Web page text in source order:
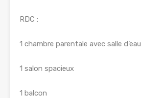
RDC :
1 chambre parentale avec salle d’eau
1 salon spacieux
1 balcon